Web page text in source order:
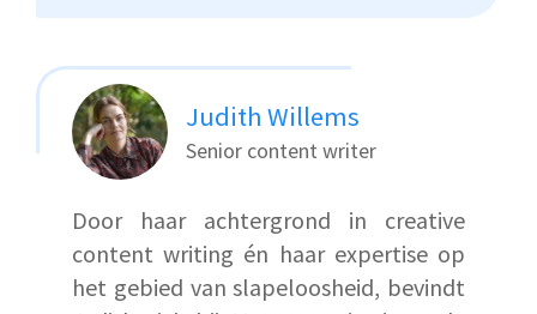
Judith Willems
Senior content writer
Door haar achtergrond in creative
content writing én haar expertise op
het gebied van slapeloosheid, bevindt